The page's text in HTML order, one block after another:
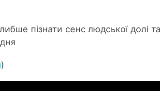
пізнати сенс людської долі та
)